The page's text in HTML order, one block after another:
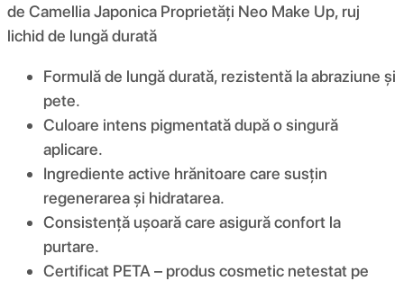
de Camellia Japonica Proprietăți Neo Make Up, ruj
lichid de lungă durată
Formulă de lungă durată, rezistentă la abraziune și
pete.
Culoare intens pigmentată după o singură
aplicare.
Ingrediente active hrănitoare care susțin
regenerarea și hidratarea.
Consistență ușoară care asigură confort la
purtare.
Certificat PETA – produs cosmetic netestat pe